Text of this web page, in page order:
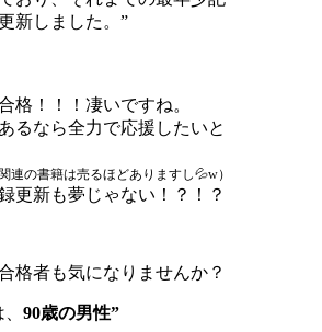
新しました。”
格！！！凄いですね。
るなら全力で応援したいと
連の書籍は売るほどありますし💦w）
更新も夢じゃない！？！？
格者も気になりませんか？
90歳の男性”